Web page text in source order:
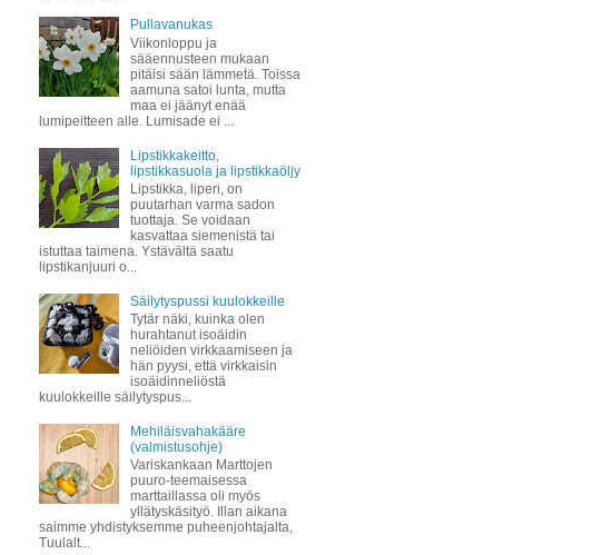
Pullavanukas
Viikonloppu ja
sääennusteen mukaan
pitäisi sään lämmetä. Toissa
aamuna satoi lunta, mutta
maa ei jäänyt enää
lumipeitteen alle. Lumisade ei ...
Lipstikkakeitto,
lipstikkasuola ja lipstikkaöljy
Lipstikka, liperi, on
puutarhan varma sadon
tuottaja. Se voidaan
kasvattaa siemenistä tai
istuttaa taimena. Ystävältä saatu
lipstikanjuuri o...
Säilytyspussi kuulokkeille
Tytär näki, kuinka olen
hurahtanut isoäidin
neliöiden virkkaamiseen ja
hän pyysi, että virkkaisin
isoäidinneliöstä
kuulokkeille säilytyspus...
Mehiläisvahakääre
(valmistusohje)
Variskankaan Marttojen
puuro-teemaisessa
marttaillassa oli myös
yllätyskäsityö. Illan aikana
saimme yhdistyksemme puheenjohtajalta,
Tuulalt...